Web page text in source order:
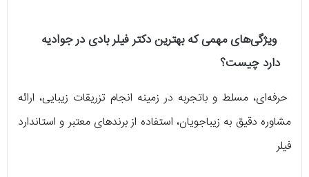
ویژگی‌های مهمی که بهترین دکتر فیلر بادی در جوادیه
دارد چیست؟
حرفه‌ای، مسلط و باتجربه در زمینه انجام تزریقات زیبایی، ارائه
مشاوره دقیق به زیباجویان، استفاده از برندهای معتبر و استاندارد
فیلر